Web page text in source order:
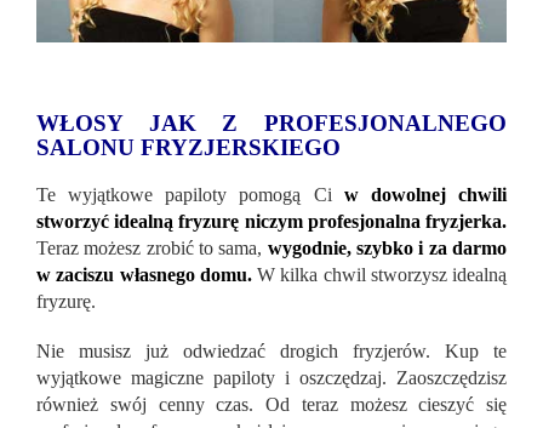
WŁOSY JAK Z PROFESJONALNEGO
SALONU FRYZJERSKIEGO
Te wyjątkowe papiloty pomogą Ci w dowolnej chwili
stworzyć idealną fryzurę niczym profesjonalna fryzjerka.
Teraz możesz zrobić to sama, wygodnie, szybko i za darmo
w zaciszu własnego domu. W kilka chwil stworzysz idealną
fryzurę.
Nie musisz już odwiedzać drogich fryzjerów. Kup te
wyjątkowe magiczne papiloty i oszczędzaj. Zaoszczędzisz
również swój cenny czas. Od teraz możesz cieszyć się